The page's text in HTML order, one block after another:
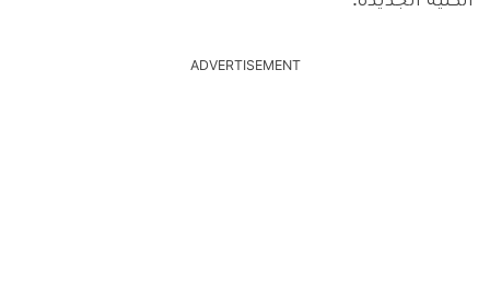
ADVERTISEMENT